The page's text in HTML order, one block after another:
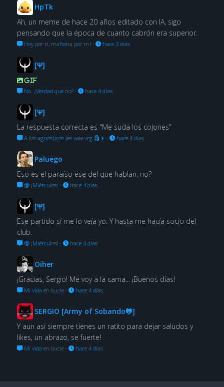
HpTk
Ah, un meme de hace 20 años editado con IA, sigo
pensando que la época de cuanto cabrón era superior.
Hoy por ti, mañana por mí· hace 3 días
[Ψ]
GIF
No. ¿Verdad que no?· hace 4 días
[Ψ]
La respuesta correcta es "Me suda los cojones"
A los agnosticos les vale vrg 🗿🍷 · hace 4 días
Paluego
Eso es el paraíso ese del que hablan, no?
🔞 ¡Miérculos! · hace 4 días
[Ψ]
Ese partido sí me lo veía yo. Y hasta me hacía socio del
club.
🔞 ¡Miérculos! · hace 4 días
Oiher
¡Gracias, Sergio! Me voy a la cama... ¡Buenos días!
Mi vida en bucle· hace 4 días
SERGIO [Army of Sobando🐸]
Y aun así siempre tienes un ratito para dejar saludos y
likes, un abrazo, se fuerte!
Mi vida en bucle· hace 4 días